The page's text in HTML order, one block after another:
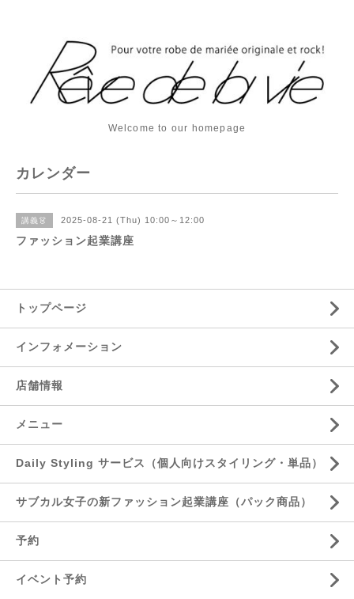
Welcome to our homepage
カレンダー
講義👗 2025-08-21 (Thu) 10:00～12:00
ファッション起業講座
トップページ
インフォメーション
店舗情報
メニュー
Daily Styling サービス（個人向けスタイリング・単品）
サブカル女子の新ファッション起業講座（パック商品）
予約
イベント予約